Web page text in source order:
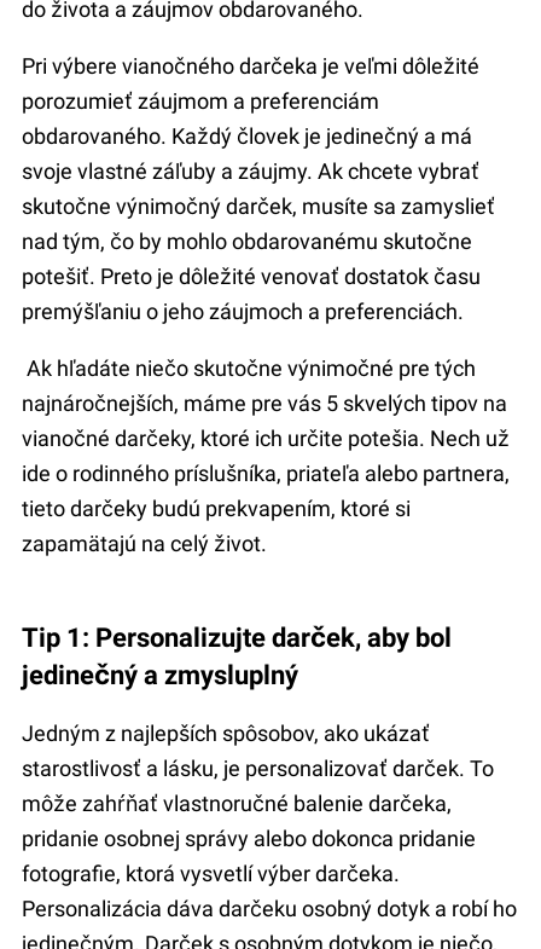
do života a záujmov obdarovaného.
Pri výbere vianočného darčeka je veľmi dôležité
porozumieť záujmom a preferenciám
obdarovaného. Každý človek je jedinečný a má
svoje vlastné záľuby a záujmy. Ak chcete vybrať
skutočne výnimočný darček, musíte sa zamyslieť
nad tým, čo by mohlo obdarovanému skutočne
potešiť. Preto je dôležité venovať dostatok času
premýšľaniu o jeho záujmoch a preferenciách.
Ak hľadáte niečo skutočne výnimočné pre tých
najnáročnejších, máme pre vás 5 skvelých tipov na
vianočné darčeky, ktoré ich určite potešia. Nech už
ide o rodinného príslušníka, priateľa alebo partnera,
tieto darčeky budú prekvapením, ktoré si
zapamätajú na celý život.
Tip 1: Personalizujte darček, aby bol
jedinečný a zmysluplný
Jedným z najlepších spôsobov, ako ukázať
starostlivosť a lásku, je personalizovať darček. To
môže zahŕňať vlastnoručné balenie darčeka,
pridanie osobnej správy alebo dokonca pridanie
fotografie, ktorá vysvetlí výber darčeka.
Personalizácia dáva darčeku osobný dotyk a robí ho
jedinečným. Darček s osobným dotykom je niečo,